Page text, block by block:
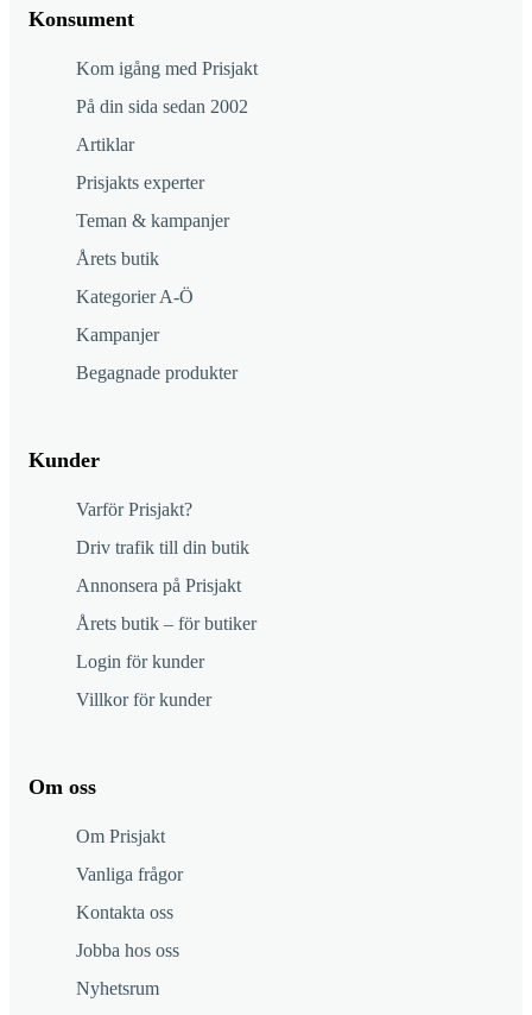
Konsument
Kom igång med Prisjakt
På din sida sedan 2002
Artiklar
Prisjakts experter
Teman & kampanjer
Årets butik
Kategorier A-Ö
Kampanjer
Begagnade produkter
Kunder
Varför Prisjakt?
Driv trafik till din butik
Annonsera på Prisjakt
Årets butik – för butiker
Login för kunder
Villkor för kunder
Om oss
Om Prisjakt
Vanliga frågor
Kontakta oss
Jobba hos oss
Nyhetsrum